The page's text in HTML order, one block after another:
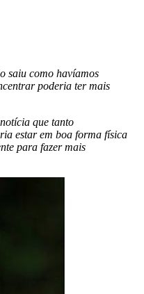
saiu como havíamos
poderia ter mais
que tanto
estar em boa forma física
para fazer mais